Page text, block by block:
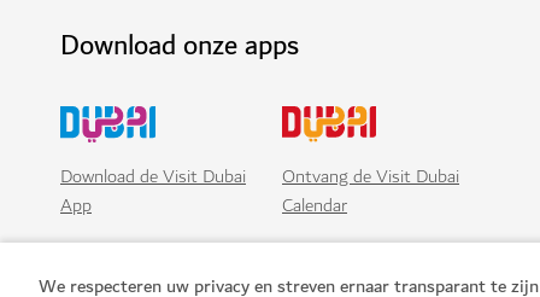
We respecteren uw privacy en streven ernaar transparant te zijn
Download onze apps
Download de Visit Dubai
App
Ontvang de Visit Dubai
Calendar